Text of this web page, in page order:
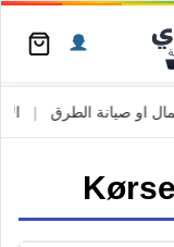
او صيانة الطرق